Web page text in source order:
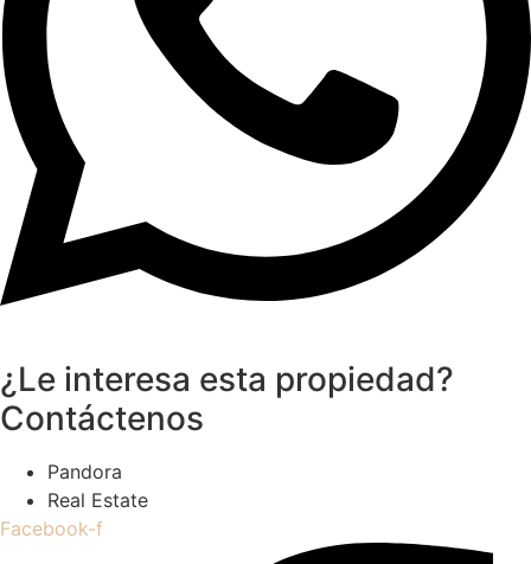
¿Le interesa esta propiedad?
Contáctenos
Pandora
Real Estate
Facebook-f